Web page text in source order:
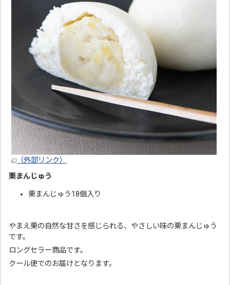
（外部リンク）
栗まんじゅう
栗まんじゅう18個入り
やまえ栗の自然な甘さを感じられる、やさしい味の栗まんじゅう
です。
ロングセラー商品です。
クール便でのお届けとなります。